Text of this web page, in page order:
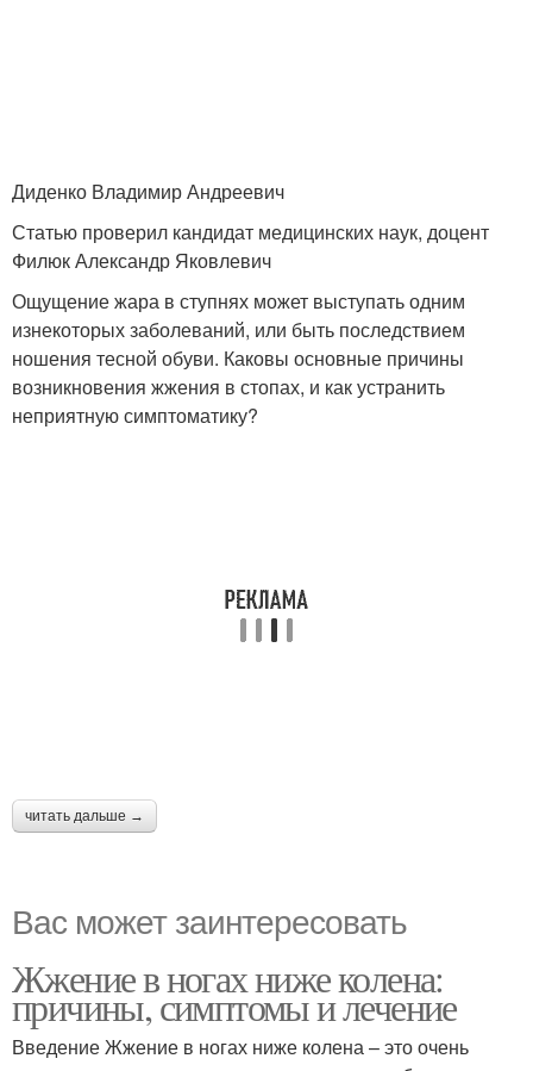
Диденко Владимир Андреевич
Статью проверил кандидат медицинских наук, доцент
Филюк Александр Яковлевич
Ощущение жара в ступнях может выступать одним
изнекоторых заболеваний, или быть последствием
ношения тесной обуви. Каковы основные причины
возникновения жжения в стопах, и как устранить
неприятную симптоматику?
читать дальше →
Вас может заинтересовать
Жжение в ногах ниже колена:
причины, симптомы и лечение
Введение Жжение в ногах ниже колена – это очень